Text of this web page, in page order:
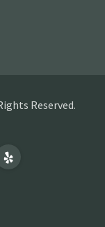
Reserved.